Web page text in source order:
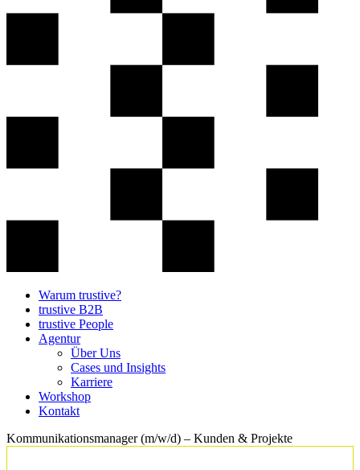
Warum trustive?
trustive B2B
trustive People
Agentur
Über Uns
Cases und Insights
Karriere
Workshop
Kontakt
Kommunikationsmanager (m/w/d) – Kunden & Projekte